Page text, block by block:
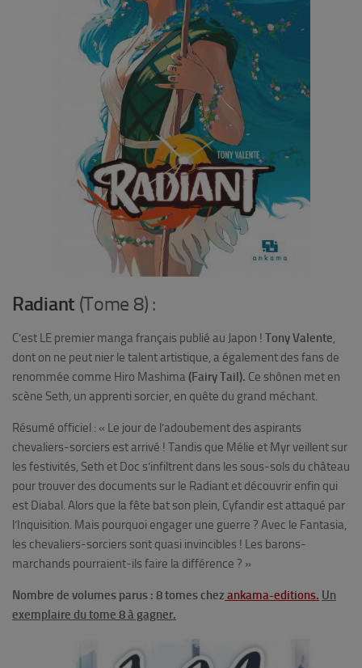
Radiant (Tome 8) :
C’est LE premier manga français publié au Japon ! Tony Valente,
dont on ne peut nier le talent artistique, a également des fans de
renommée comme Hiro Mashima (Fairy Tail). Ce shônen met en
scène Seth, un apprenti sorcier, en quête du grand méchant.
Résumé officiel : « Le jour de l’adoubement des aspirants
chevaliers-sorciers est arrivé ! Tandis que Mélie et Myr veillent sur
les festivités, Seth et Doc s’infiltrent dans les sous-sols du château
pour trouver des documents sur le Radiant et découvrir enfin qui
est Diabal. Alors que la fête bat son plein, Cyfandir est attaqué par
l’Inquisition. Mais pourquoi engager une guerre ? Avec le Fantasia,
les chevaliers-sorciers sont quasi invincibles ! Les barons-
marchands pourraient-ils faire la différence ? »
Nombre de volumes parus : 8 tomes chez ankama-editions. Un
exemplaire du tome 8 à gagner.